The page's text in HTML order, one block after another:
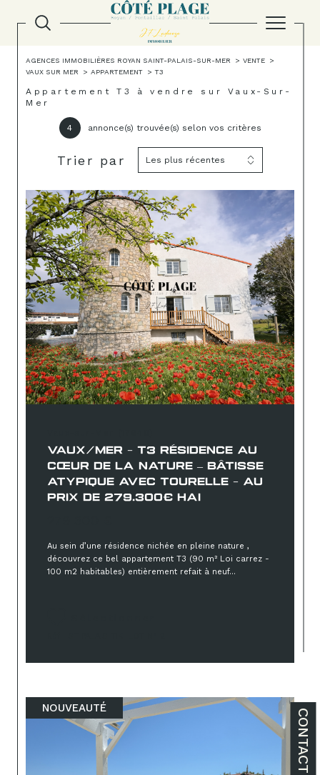
CONTACT
AGENCES IMMOBILIÈRES ROYAN SAINT-PALAIS-SUR-MER
VENTE
VAUX SUR MER
APPARTEMENT T3
Appartement T3 à vendre sur Vaux-Sur-
Mer
4 annonce(s) trouvée(s) selon vos critères
Trier par Les plus récentes
VAUX/MER - T3 RÉSIDENCE AU
CŒUR DE LA NATURE – BÂTISSE
ATYPIQUE AVEC TOURELLE - AU
PRIX DE 279.300€ HAI
Au sein d’une résidence nichée en pleine nature ,
découvrez ce bel appartement T3 (90 m² Loi carrez -
100 m2 habitables) entièrement refait à neuf...
NOUVEAUTÉ